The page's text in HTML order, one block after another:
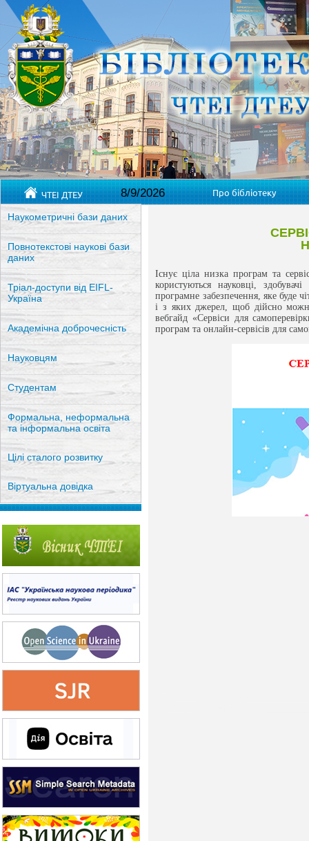
ЧТЕІ ДТЕУ 8/9/2026 Про бібліотеку
Наукометричні бази даних
Повнотекстові наукові бази
даних
Тріал-доступи від EIFL-
Україна
Академічна доброчесність
Науковцям
Студентам
Формальна, неформальна
та інформальна освіта
Цілі сталого розвитку
Віртуальна довідка
Існує ціла низка програм та
користуються науковці,
програмне забезпечення, яке буде
і з яких джерел, щоб дійсно
вебгайд «Сервіси для
програм та онлайн-сервісів для